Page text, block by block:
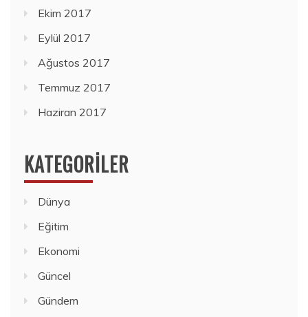
Ekim 2017
Eylül 2017
Ağustos 2017
Temmuz 2017
Haziran 2017
KATEGORILER
Dünya
Eğitim
Ekonomi
Güncel
Gündem